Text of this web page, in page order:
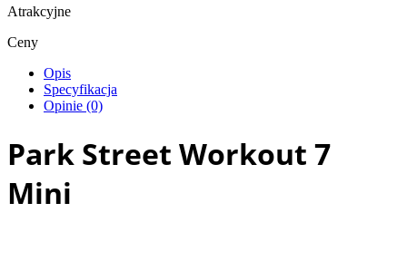
Atrakcyjne
Ceny
Opis
Specyfikacja
Opinie (0)
Park Street Workout 7
Mini